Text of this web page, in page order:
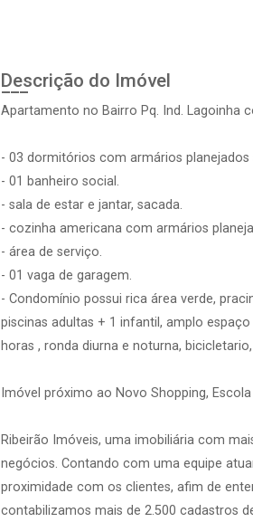
Descrição do Imóvel
Apartamento no Bairro Pq. Ind. Lagoinha
- 03 dormitórios com armários
- 01 banheiro social.
- sala de estar e jantar, sacada.
- cozinha americana com armários
- área de serviço.
- 01 vaga de garagem.
- Condomínio possui rica área verde,
piscinas adultas + 1 infantil, amplo
horas , ronda diurna e noturna,
Imóvel próximo ao Novo Shopping,
Ribeirão Imóveis, uma imobiliária com
negócios. Contando com uma equipe
proximidade com os clientes, afim de
contabilizamos mais de 2.500 cadastros